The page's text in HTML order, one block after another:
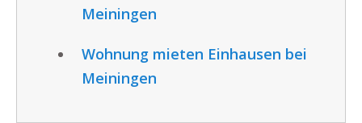
Meiningen
Wohnung mieten Einhausen bei
Meiningen